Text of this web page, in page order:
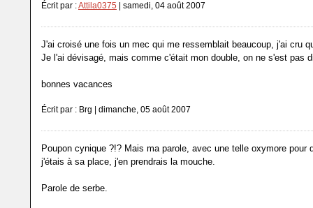
Écrit par :Attila0375 | samedi, 04 août 2007
J'ai croisé une fois un mec qui me ressemblait beaucoup, j'ai cru
Je l'ai dévisagé, mais comme c'était mon double, on ne s'est pas
bonnes vacances
Écrit par : Brg | dimanche, 05 août 2007
Poupon cynique ?!? Mais ma parole, avec une telle oxymore pour
j'étais à sa place, j'en prendrais la mouche.
Parole de serbe.